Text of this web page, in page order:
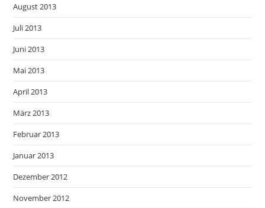
August 2013
Juli 2013
Juni 2013
Mai 2013
April 2013
März 2013
Februar 2013
Januar 2013
Dezember 2012
November 2012